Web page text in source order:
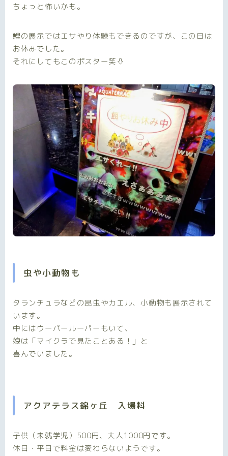
ちょっと怖いかも。
鯉の展示ではエサやり体験もできるのですが、この日は
お休みでした。
それにしてもこのポスター笑⇩
虫や小動物も
タランチュラなどの昆虫やカエル、小動物も展示されて
います。
中にはウーパールーパーもいて、
娘は「マイクラで見たことある！」と
喜んでいました。
アクアテラス錦ヶ丘 入場料
子供（未就学児）500円、大人1000円です。
休日・平日で料金は変わらないようです。